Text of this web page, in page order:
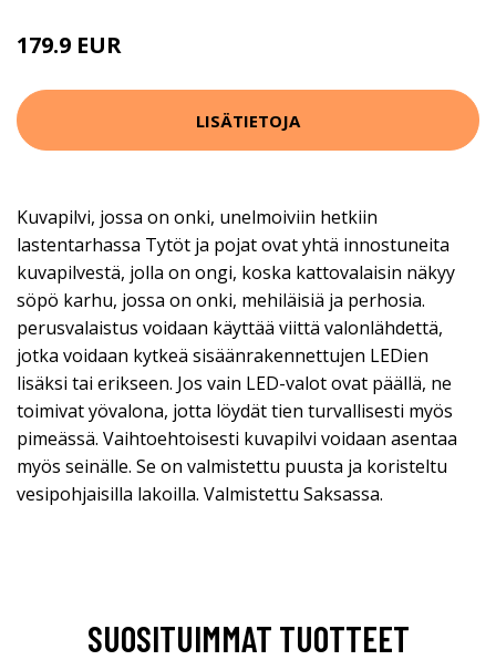
179.9 EUR
LISÄTIETOJA
Kuvapilvi, jossa on onki, unelmoiviin hetkiin
lastentarhassa Tytöt ja pojat ovat yhtä innostuneita
kuvapilvestä, jolla on ongi, koska kattovalaisin näkyy
söpö karhu, jossa on onki, mehiläisiä ja perhosia.
perusvalaistus voidaan käyttää viittä valonlähdettä,
jotka voidaan kytkeä sisäänrakennettujen LEDien
lisäksi tai erikseen. Jos vain LED-valot ovat päällä, ne
toimivat yövalona, jotta löydät tien turvallisesti myös
pimeässä. Vaihtoehtoisesti kuvapilvi voidaan asentaa
myös seinälle. Se on valmistettu puusta ja koristeltu
vesipohjaisilla lakoilla. Valmistettu Saksassa.
SUOSITUIMMAT TUOTTEET